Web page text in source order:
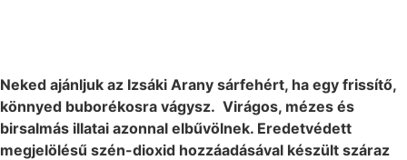
Neked ajánljuk az Izsáki Arany sárfehért, ha egy frissítő,
könnyed buborékosra vágysz. Virágos, mézes és
birsalmás illatai azonnal elbűvölnek. Eredetvédett
megjelölésű szén-dioxid hozzáadásával készült száraz